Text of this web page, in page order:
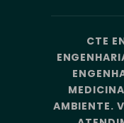
CTE
AMBIENTE.